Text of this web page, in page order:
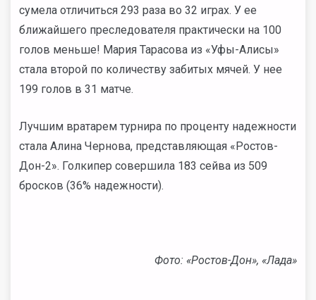
сумела отличиться 293 раза во 32 играх. У ее
ближайшего преследователя практически на 100
голов меньше! Мария Тарасова из «Уфы-Алисы»
стала второй по количеству забитых мячей. У нее
199 голов в 31 матче.
Лучшим вратарем турнира по проценту надежности
стала Алина Чернова, представляющая «Ростов-
Дон-2». Голкипер совершила 183 сейва из 509
бросков (36% надежности).
Фото: «Ростов-Дон», «Лада»